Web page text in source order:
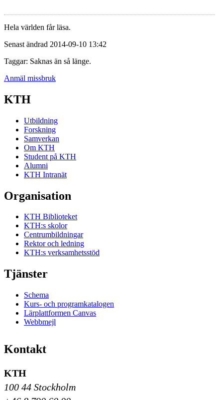
Hela världen får läsa.
Senast ändrad 2014-09-10 13:42
Taggar: Saknas än så länge.
Anmäl missbruk
KTH
Utbildning
Forskning
Samverkan
Om KTH
Student på KTH
Alumni
KTH Intranät
Organisation
KTH Biblioteket
KTH:s skolor
Centrumbildningar
Rektor och ledning
KTH:s verksamhetsstöd
Tjänster
Schema
Kurs- och programkatalogen
Lärplattformen Canvas
Webbmejl
Kontakt
KTH
100 44 Stockholm